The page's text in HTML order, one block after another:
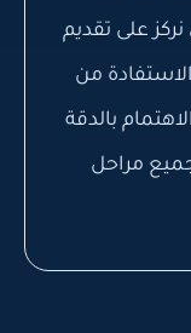
على تقديم
من
بالدقة
مراحل